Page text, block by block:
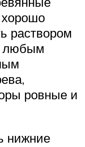
хорошо
раствором
любым
ровные и
нижние